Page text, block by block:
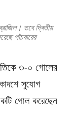
তবে দ্বিতীয়
পাঁচবারের
৩-০ গোলের
সুযোগ
গোল করেছেন